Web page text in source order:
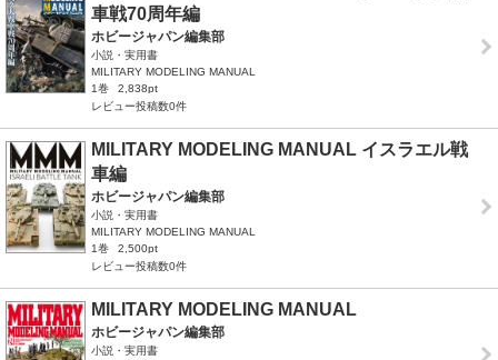
車戦70周年編
ホビージャパン編集部
小説・実用書
MILITARY MODELING MANUAL
1巻
2,838pt
レビュー投稿数0件
MILITARY MODELING MANUAL イスラエル戦
車編
ホビージャパン編集部
小説・実用書
MILITARY MODELING MANUAL
1巻
2,500pt
レビュー投稿数0件
MILITARY MODELING MANUAL
ホビージャパン編集部
小説・実用書